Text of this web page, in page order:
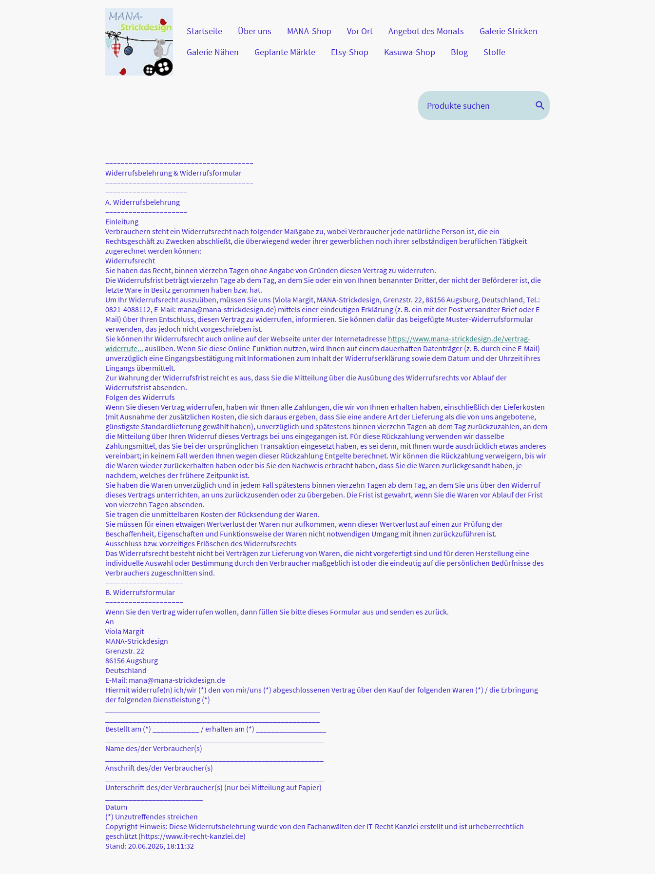
Startseite Über uns MANA-Shop Vor Ort Angebot des Monats
Galerie Stricken
Galerie Nähen
Geplante Märkte Etsy-Shop Kasuwa-Shop Blog Stoffe
––––––––––––––––––––––––––––––––––––––
Widerrufsbelehrung & Widerrufsformular
––––––––––––––––––––––––––––––––––––––
–––––––––––––––––––––
A. Widerrufsbelehrung
–––––––––––––––––––––
Einleitung
Verbrauchern steht ein Widerrufsrecht nach folgender Maßgabe zu, wobei Verbraucher jede natürliche Person ist, die ein
Rechtsgeschäft zu Zwecken abschließt, die überwiegend weder ihrer gewerblichen noch ihrer selbständigen beruflichen Tätigkeit
zugerechnet werden können:
Widerrufsrecht
Sie haben das Recht, binnen vierzehn Tagen ohne Angabe von Gründen diesen Vertrag zu widerrufen.
Die Widerrufsfrist beträgt vierzehn Tage ab dem Tag, an dem Sie oder ein von Ihnen benannter Dritter, der nicht der Beförderer ist, die
letzte Ware in Besitz genommen haben bzw. hat.
Um Ihr Widerrufsrecht auszuüben, müssen Sie uns (Viola Margit, MANA-Strickdesign, Grenzstr. 22, 86156 Augsburg, Deutschland, Tel.:
0821-4088112, E-Mail: mana@mana-strickdesign.de) mittels einer eindeutigen Erklärung (z. B. ein mit der Post versandter Brief oder E-
Mail) über Ihren Entschluss, diesen Vertrag zu widerrufen, informieren. Sie können dafür das beigefügte Muster-Widerrufsformular
verwenden, das jedoch nicht vorgeschrieben ist.
Sie können Ihr Widerrufsrecht auch online auf der Webseite unter der Internetadresse https://www.mana-strickdesign.de/vertrag-
widerrufe... ausüben. Wenn Sie diese Online-Funktion nutzen, wird Ihnen auf einem dauerhaften Datenträger (z. B. durch eine E-Mail)
unverzüglich eine Eingangsbestätigung mit Informationen zum Inhalt der Widerrufserklärung sowie dem Datum und der Uhrzeit ihres
Eingangs übermittelt.
Zur Wahrung der Widerrufsfrist reicht es aus, dass Sie die Mitteilung über die Ausübung des Widerrufsrechts vor Ablauf der
Widerrufsfrist absenden.
Folgen des Widerrufs
Wenn Sie diesen Vertrag widerrufen, haben wir Ihnen alle Zahlungen, die wir von Ihnen erhalten haben, einschließlich der Lieferkosten
(mit Ausnahme der zusätzlichen Kosten, die sich daraus ergeben, dass Sie eine andere Art der Lieferung als die von uns angebotene,
günstigste Standardlieferung gewählt haben), unverzüglich und spätestens binnen vierzehn Tagen ab dem Tag zurückzuzahlen, an dem
die Mitteilung über Ihren Widerruf dieses Vertrags bei uns eingegangen ist. Für diese Rückzahlung verwenden wir dasselbe
Zahlungsmittel, das Sie bei der ursprünglichen Transaktion eingesetzt haben, es sei denn, mit Ihnen wurde ausdrücklich etwas anderes
vereinbart; in keinem Fall werden Ihnen wegen dieser Rückzahlung Entgelte berechnet. Wir können die Rückzahlung verweigern, bis wir
die Waren wieder zurückerhalten haben oder bis Sie den Nachweis erbracht haben, dass Sie die Waren zurückgesandt haben, je
nachdem, welches der frühere Zeitpunkt ist.
Sie haben die Waren unverzüglich und in jedem Fall spätestens binnen vierzehn Tagen ab dem Tag, an dem Sie uns über den Widerruf
dieses Vertrags unterrichten, an uns zurückzusenden oder zu übergeben. Die Frist ist gewahrt, wenn Sie die Waren vor Ablauf der Frist
von vierzehn Tagen absenden.
Sie tragen die unmittelbaren Kosten der Rücksendung der Waren.
Sie müssen für einen etwaigen Wertverlust der Waren nur aufkommen, wenn dieser Wertverlust auf einen zur Prüfung der
Beschaffenheit, Eigenschaften und Funktionsweise der Waren nicht notwendigen Umgang mit ihnen zurückzuführen ist.
Ausschluss bzw. vorzeitiges Erlöschen des Widerrufsrechts
Das Widerrufsrecht besteht nicht bei Verträgen zur Lieferung von Waren, die nicht vorgefertigt sind und für deren Herstellung eine
individuelle Auswahl oder Bestimmung durch den Verbraucher maßgeblich ist oder die eindeutig auf die persönlichen Bedürfnisse des
Verbrauchers zugeschnitten sind.
––––––––––––––––––––
B. Widerrufsformular
––––––––––––––––––––
Wenn Sie den Vertrag widerrufen wollen, dann füllen Sie bitte dieses Formular aus und senden es zurück.
An
Viola Margit
MANA-Strickdesign
Grenzstr. 22
86156 Augsburg
Deutschland
E-Mail: mana@mana-strickdesign.de
Hiermit widerrufe(n) ich/wir (*) den von mir/uns (*) abgeschlossenen Vertrag über den Kauf der folgenden Waren (*) / die Erbringung
der folgenden Dienstleistung (*)
Bestellt am (*) ____________ / erhalten am (*) __________________
Name des/der Verbraucher(s)
Anschrift des/der Verbraucher(s)
Unterschrift des/der Verbraucher(s) (nur bei Mitteilung auf Papier)
Datum
(*) Unzutreffendes streichen
Copyright-Hinweis: Diese Widerrufsbelehrung wurde von den Fachanwälten der IT-Recht Kanzlei erstellt und ist urheberrechtlich
geschützt (https://www.it-recht-kanzlei.de)
Stand: 20.06.2026, 18:11:32